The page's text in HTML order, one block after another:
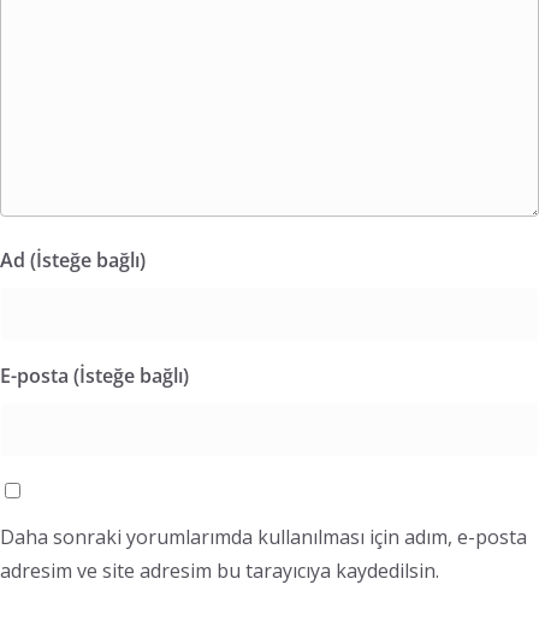
Ad (İsteğe bağlı)
E-posta (İsteğe bağlı)
Daha sonraki yorumlarımda kullanılması için adım, e-posta
adresim ve site adresim bu tarayıcıya kaydedilsin.